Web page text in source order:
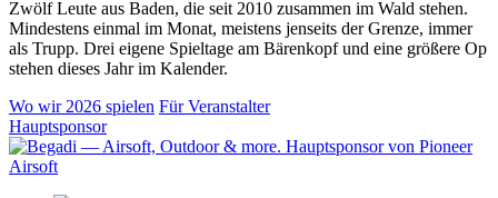
Zwölf Leute aus Baden, die seit 2010 zusammen im Wald stehen.
Mindestens einmal im Monat, meistens jenseits der Grenze, immer
als Trupp. Drei eigene Spieltage am Bärenkopf und eine größere Op
stehen dieses Jahr im Kalender.
Wo wir 2026 spielen Für Veranstalter
Hauptsponsor